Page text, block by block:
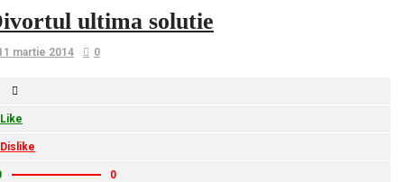
ultima solutie
martie 2014 0
Like
Dislike
0